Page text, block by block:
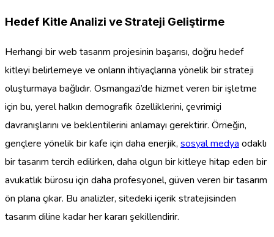
Hedef Kitle Analizi ve Strateji Geliştirme
Herhangi bir web tasarım projesinin başarısı, doğru hedef
kitleyi belirlemeye ve onların ihtiyaçlarına yönelik bir strateji
oluşturmaya bağlıdır. Osmangazi’de hizmet veren bir işletme
için bu, yerel halkın demografik özelliklerini, çevrimiçi
davranışlarını ve beklentilerini anlamayı gerektirir. Örneğin,
gençlere yönelik bir kafe için daha enerjik, sosyal medya odaklı
bir tasarım tercih edilirken, daha olgun bir kitleye hitap eden bir
avukatlık bürosu için daha profesyonel, güven veren bir tasarım
ön plana çıkar. Bu analizler, sitedeki içerik stratejisinden
tasarım diline kadar her kararı şekillendirir.